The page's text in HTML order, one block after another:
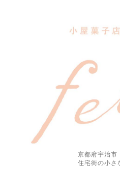
京都府宇治
住宅街の小さ